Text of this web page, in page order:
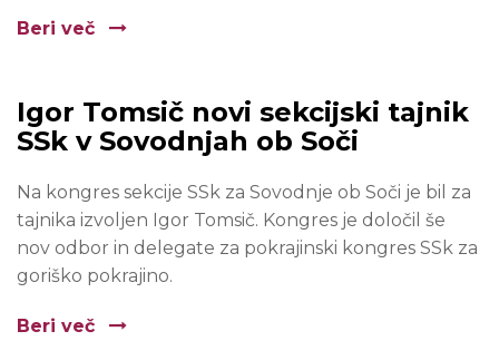
Beri več
Igor Tomsič novi sekcijski tajnik
SSk v Sovodnjah ob Soči
Na kongres sekcije SSk za Sovodnje ob Soči je bil za
tajnika izvoljen Igor Tomsič. Kongres je določil še
nov odbor in delegate za pokrajinski kongres SSk za
goriško pokrajino.
Beri več